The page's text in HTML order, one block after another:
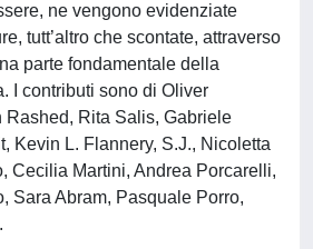
ne vengono evidenziate
tutt’altro che scontate, attraverso
parte fondamentale della
I contributi sono di Oliver
Rashed, Rita Salis, Gabriele
Kevin L. Flannery, S.J., Nicoletta
Cecilia Martini, Andrea Porcarelli,
Sara Abram, Pasquale Porro,